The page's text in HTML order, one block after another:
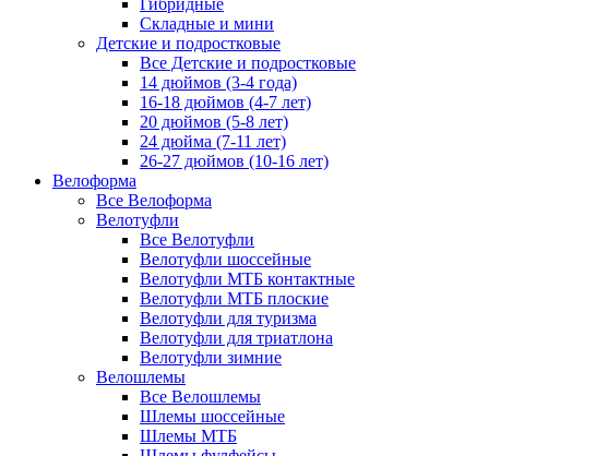
Гибридные
Складные и мини
Детские и подростковые
Все Детские и подростковые
14 дюймов (3-4 года)
16-18 дюймов (4-7 лет)
20 дюймов (5-8 лет)
24 дюйма (7-11 лет)
26-27 дюймов (10-16 лет)
Велоформа
Все Велоформа
Велотуфли
Все Велотуфли
Велотуфли шоссейные
Велотуфли МТБ контактные
Велотуфли МТБ плоские
Велотуфли для туризма
Велотуфли для триатлона
Велотуфли зимние
Велошлемы
Все Велошлемы
Шлемы шоссейные
Шлемы МТБ